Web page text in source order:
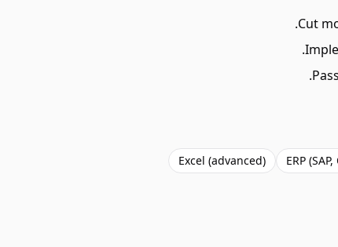
Cut
ERP
Excel (advanced)